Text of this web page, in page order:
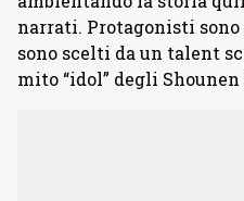
narrati. Protagonisti
sono scelti da un talent
mito “idol” degli